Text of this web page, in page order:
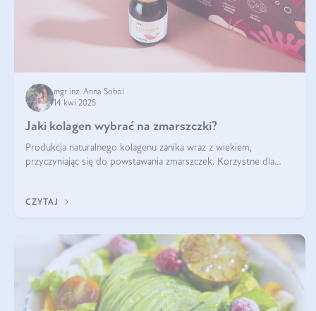
mgr inż. Anna Sobol
14 kwi 2025
Jaki kolagen wybrać na zmarszczki?
Produkcja naturalnego kolagenu zanika wraz z wiekiem,
przyczyniając się do powstawania zmarszczek. Korzystne dla
CZYTAJ